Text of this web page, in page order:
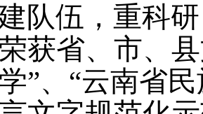
队伍，重科
获省、市、
”、“云南省